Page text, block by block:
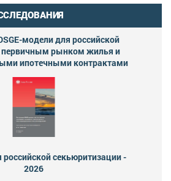
модели для российской
первичным рынком жилья и
ипотечными контрактами
секьюритизации -
2026